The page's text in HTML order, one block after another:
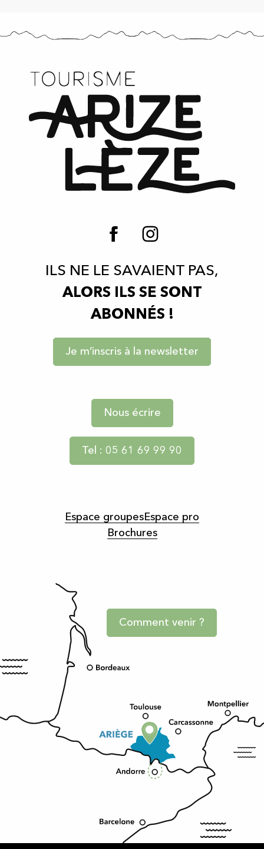
ILS NE LE SAVAIENT PAS,
ALORS ILS SE SONT
ABONNÉS !
Je m’inscris à la newsletter
Nous écrire
Tel : 05 61 69 99 90
Espace groupesEspace pro
Brochures
Comment venir ?